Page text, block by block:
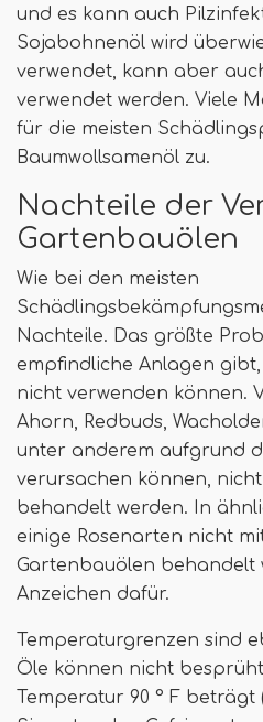
und es kann auch
Sojabohnenöl wird
verwendet, kann aber
verwendet werden. Viele
für die meisten
Baumwollsamenöl zu.
Nachteile der
Gartenbauölen
Wie bei den meisten
Nachteile. Das größte
empfindliche Anlagen
nicht verwenden können.
Ahorn, Redbuds,
unter anderem aufgrund
verursachen können,
behandelt werden. In
einige Rosenarten nicht
Gartenbauölen behandelt
Anzeichen dafür.
Temperaturgrenzen sind
Öle können nicht
Temperatur 90 ° F beträgt